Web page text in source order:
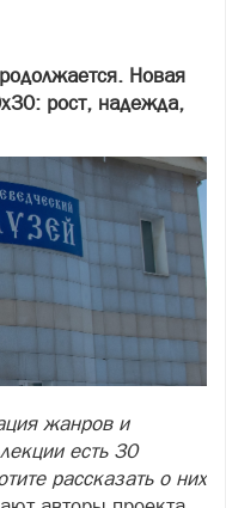
Новая
рост, надежда,
жанров и
есть 30
рассказать о них